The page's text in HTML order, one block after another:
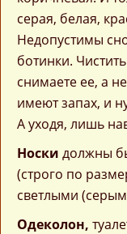
серая, белая,
Недопустимы
ботинки.
снимаете ее, а
имеют запах, и
А уходя, лишь
Носки должны
(строго по
светлыми
Одеколон,